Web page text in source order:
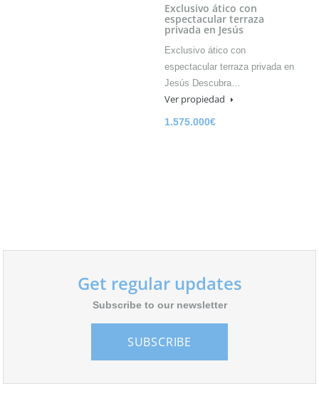
Exclusivo ático con
espectacular terraza
privada en Jesús
Exclusivo ático con
espectacular terraza privada en
Jesús Descubra…
Ver propiedad
1.575.000€
Get regular updates
Subscribe to our newsletter
SUBSCRIBE